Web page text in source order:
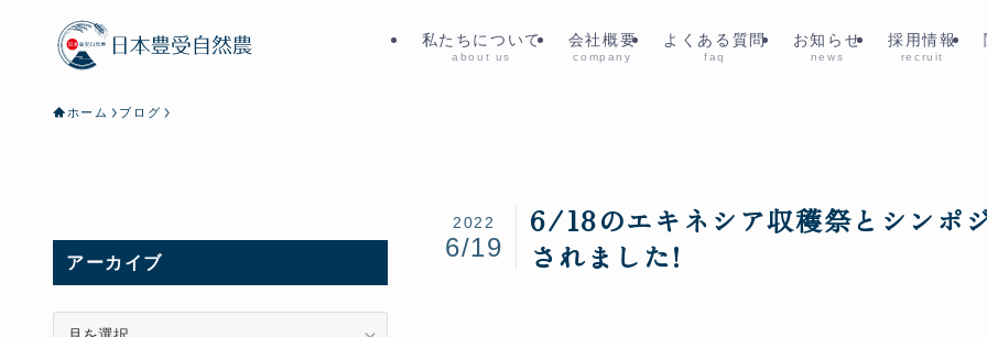
私たちについて
about us
会社概要
company
よくある質問
faq
お知らせ
news
採用情報
recruit
ホーム ブログ
6/18のエキネシア収穫祭とシン
されました!
2022
6/19
アーカイブ